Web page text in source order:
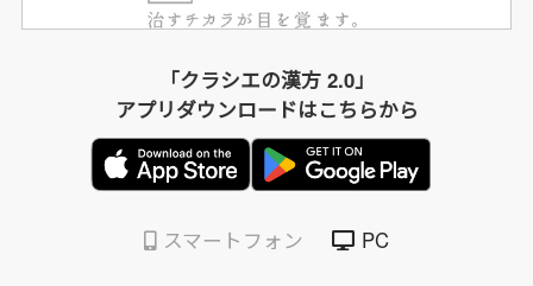
「クラシエの漢方 2.0」
アプリダウンロードはこちらから
スマートフォン PC